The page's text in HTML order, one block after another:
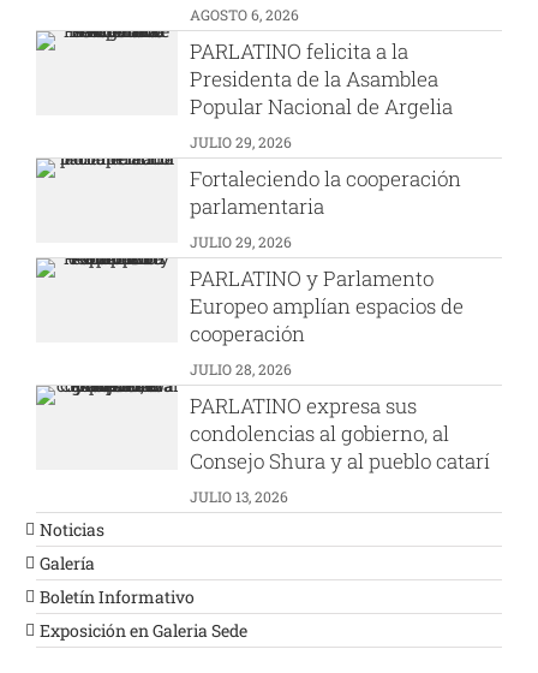
AGOSTO 6, 2026
PARLATINO felicita a la
Presidenta de la Asamblea
Popular Nacional de Argelia
JULIO 29, 2026
Fortaleciendo la cooperación
parlamentaria
JULIO 29, 2026
PARLATINO y Parlamento
Europeo amplían espacios de
cooperación
JULIO 28, 2026
PARLATINO expresa sus
condolencias al gobierno, al
Consejo Shura y al pueblo catarí
JULIO 13, 2026
Noticias
Galería
Boletín Informativo
Exposición en Galeria Sede